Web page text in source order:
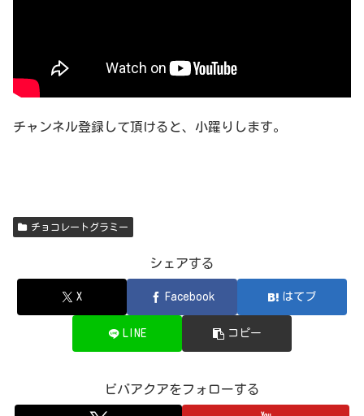
チャンネル登録して頂けると、小躍りします。
チョコレートグラミー
シェアする
X Facebook はてブ
LINE コピー
ビバアクアをフォローする